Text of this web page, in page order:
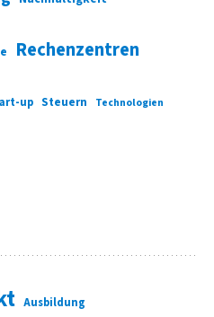
Rechenzentren
up Steuern Technologien
Ausbildung